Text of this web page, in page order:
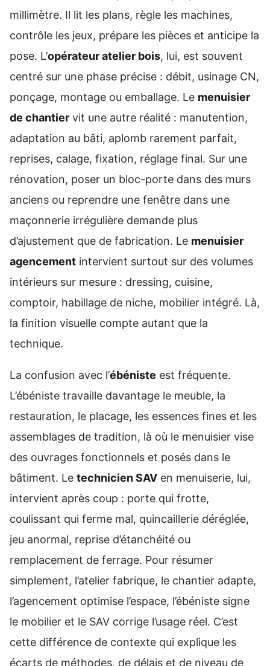
millimètre. Il lit les plans, règle les machines,
contrôle les jeux, prépare les pièces et anticipe la
pose. L’opérateur atelier bois, lui, est souvent
centré sur une phase précise : débit, usinage CN,
ponçage, montage ou emballage. Le menuisier
de chantier vit une autre réalité : manutention,
adaptation au bâti, aplomb rarement parfait,
reprises, calage, fixation, réglage final. Sur une
rénovation, poser un bloc-porte dans des murs
anciens ou reprendre une fenêtre dans une
maçonnerie irrégulière demande plus
d’ajustement que de fabrication. Le menuisier
agencement intervient surtout sur des volumes
intérieurs sur mesure : dressing, cuisine,
comptoir, habillage de niche, mobilier intégré. Là,
la finition visuelle compte autant que la
technique.
La confusion avec l’ébéniste est fréquente.
L’ébéniste travaille davantage le meuble, la
restauration, le placage, les essences fines et les
assemblages de tradition, là où le menuisier vise
des ouvrages fonctionnels et posés dans le
bâtiment. Le technicien SAV en menuiserie, lui,
intervient après coup : porte qui frotte,
coulissant qui ferme mal, quincaillerie déréglée,
jeu anormal, reprise d’étanchéité ou
remplacement de ferrage. Pour résumer
simplement, l’atelier fabrique, le chantier adapte,
l’agencement optimise l’espace, l’ébéniste signe
le mobilier et le SAV corrige l’usage réel. C’est
cette différence de contexte qui explique les
écarts de méthodes, de délais et de niveau de